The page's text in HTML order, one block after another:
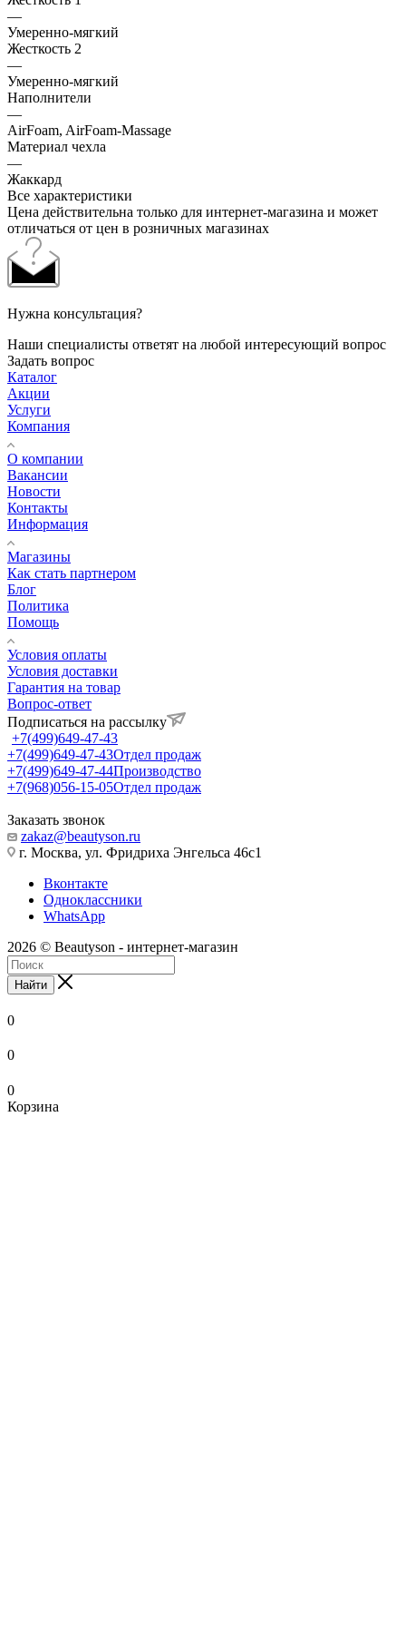
—
Умеренно-мягкий
Жесткость 2
—
Умеренно-мягкий
Наполнители
—
AirFoam, AirFoam-Massage
Материал чехла
—
Жаккард
Все характеристики
Цена действительна только для интернет-магазина и может
отличаться от цен в розничных магазинах
Нужна консультация?
Наши специалисты ответят на любой интересующий вопрос
Задать вопрос
Каталог
Акции
Услуги
Компания
О компании
Вакансии
Новости
Контакты
Информация
Магазины
Как стать партнером
Блог
Политика
Помощь
Условия оплаты
Условия доставки
Гарантия на товар
Вопрос-ответ
Подписаться на рассылку
+7(499)649-47-43
+7(499)649-47-43Отдел продаж
+7(499)649-47-44Производство
+7(968)056-15-05Отдел продаж
Заказать звонок
zakaz@beautyson.ru
г. Москва, ул. Фридриха Энгельса 46с1
Вконтакте
Одноклассники
WhatsApp
2026 © Beautyson - интернет-магазин
Найти
0
0
0
Корзина